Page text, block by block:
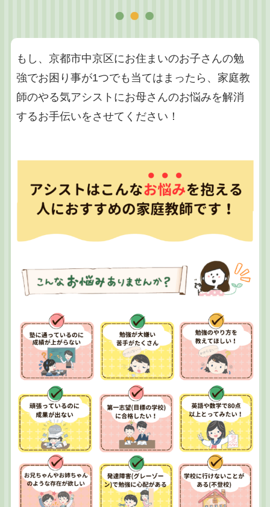
もし、京都市中京区にお住まいのお子さんの勉
強でお困り事が1つでも当てはまったら、家庭教
師のやる気アシストにお母さんのお悩みを解消
するお手伝いをさせてください！